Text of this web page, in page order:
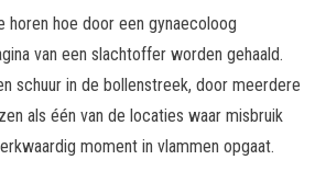
horen hoe door een gynaecoloog
van een slachtoffer worden gehaald.
schuur in de bollenstreek, door meerdere
als één van de locaties waar misbruik
moment in vlammen opgaat.